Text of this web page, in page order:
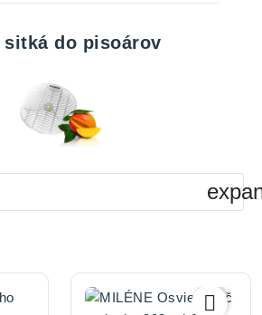
sitká do pisoárov
